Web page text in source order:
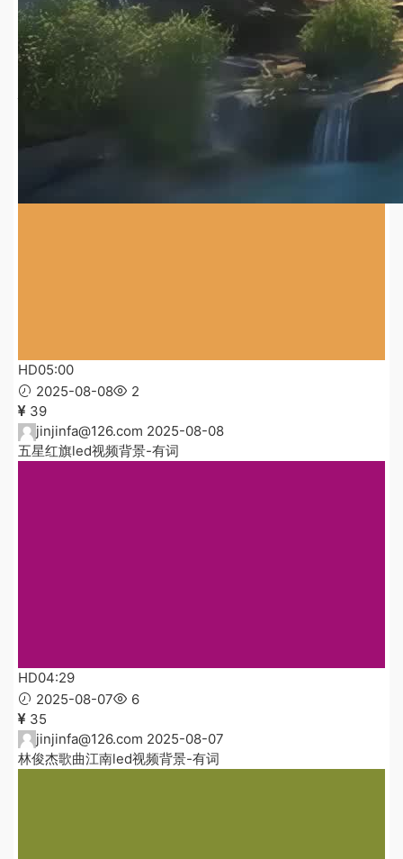
HD05:00
2025-08-08
35
五星红旗led视频背景-无词
HD05:00
2025-08-08
2
39
jinjinfa@126.com 2025-08-08
五星红旗led视频背景-有词
HD04:29
2025-08-07
6
35
jinjinfa@126.com 2025-08-07
林俊杰歌曲江南led视频背景-有词